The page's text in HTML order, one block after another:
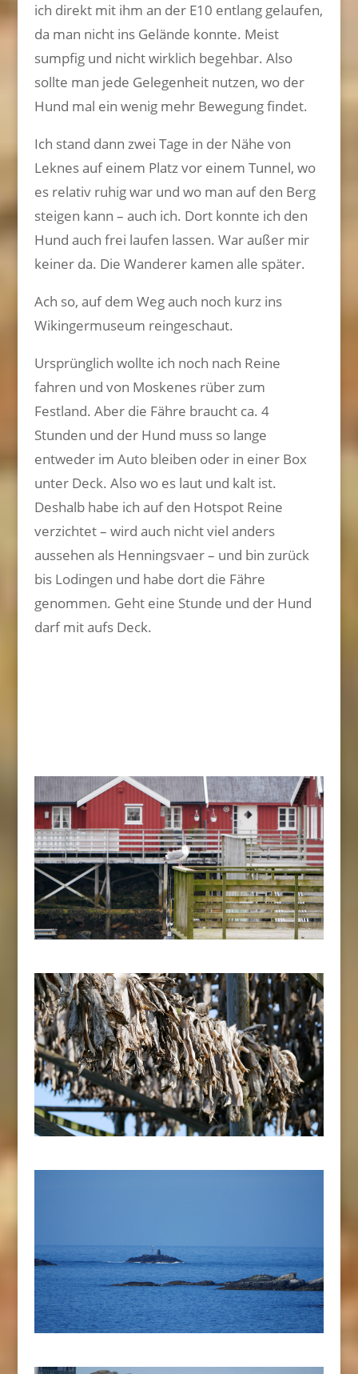
ich direkt mit ihm an der E10 entlang gelaufen,
da man nicht ins Gelände konnte. Meist
sumpfig und nicht wirklich begehbar. Also
sollte man jede Gelegenheit nutzen, wo der
Hund mal ein wenig mehr Bewegung findet.
Ich stand dann zwei Tage in der Nähe von
Leknes auf einem Platz vor einem Tunnel, wo
es relativ ruhig war und wo man auf den Berg
steigen kann – auch ich. Dort konnte ich den
Hund auch frei laufen lassen. War außer mir
keiner da. Die Wanderer kamen alle später.
Ach so, auf dem Weg auch noch kurz ins
Wikingermuseum reingeschaut.
Ursprünglich wollte ich noch nach Reine
fahren und von Moskenes rüber zum
Festland. Aber die Fähre braucht ca. 4
Stunden und der Hund muss so lange
entweder im Auto bleiben oder in einer Box
unter Deck. Also wo es laut und kalt ist.
Deshalb habe ich auf den Hotspot Reine
verzichtet – wird auch nicht viel anders
aussehen als Henningsvaer – und bin zurück
bis Lodingen und habe dort die Fähre
genommen. Geht eine Stunde und der Hund
darf mit aufs Deck.